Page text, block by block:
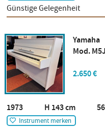
Günstige Gelegenheit
Yamaha
Mod. M5J
2.650 €
1973 H 143 cm 5615
Instrument merken